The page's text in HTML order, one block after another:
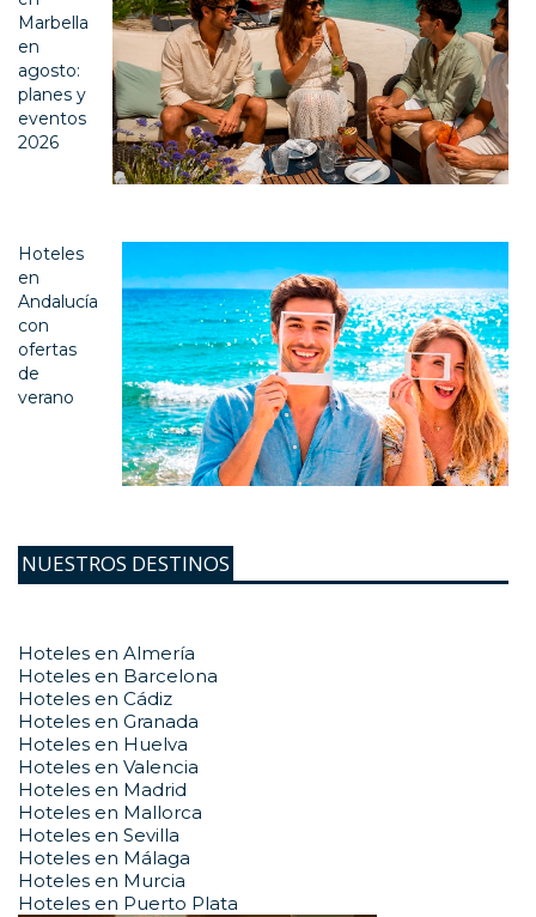
Marbella
en
agosto:
planes y
eventos
2026
Hoteles
en
Andalucía
con
ofertas
de
verano
NUESTROS DESTINOS
Hoteles en Almería
Hoteles en Barcelona
Hoteles en Cádiz
Hoteles en Granada
Hoteles en Huelva
Hoteles en Valencia
Hoteles en Madrid
Hoteles en Mallorca
Hoteles en Sevilla
Hoteles en Málaga
Hoteles en Murcia
Hoteles en Puerto Plata